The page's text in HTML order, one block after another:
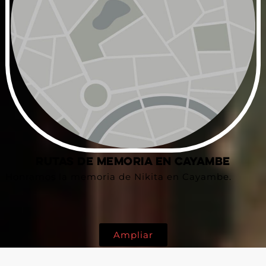
Rutas de Memoria en Cayambe
Honramos la memoria de Nikita en Cayambe.
Ampliar